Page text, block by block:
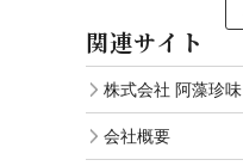
関連サイト
株式会社 阿藻珍味
会社概要